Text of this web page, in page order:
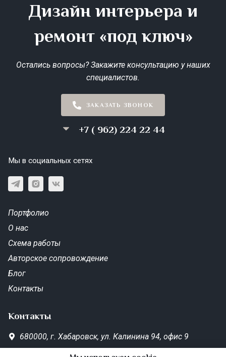
Дизайн интерьера и
ремонт «под ключ»
Остались вопросы? Закажите консультацию у наших
специалистов.
ЗАКАЗАТЬ ЗВОНОК
+7 ( 962) 224 22 44
Мы в социальных сетях
Портфолио
О нас
Схема работы
Авторское сопровождение
Блог
Контакты
Контакты
680000, г. Хабаровск, ул. Калинина 94, офис 9